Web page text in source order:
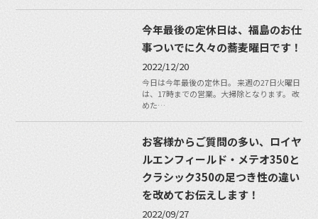
今年最後の定休日は、福島のお仕
事ついでに久々の蕎麦曜日です！
2022/12/20
今日は今年最後の定休日。 来週の27日火曜日
は、17時までの営業。大掃除となります。 改
めた…
お客様からご質問の多い、ロイヤ
ルエンフィールド・メテオ350と
クラシック350の足つき性の違い
を改めてお伝えします！
2022/09/27